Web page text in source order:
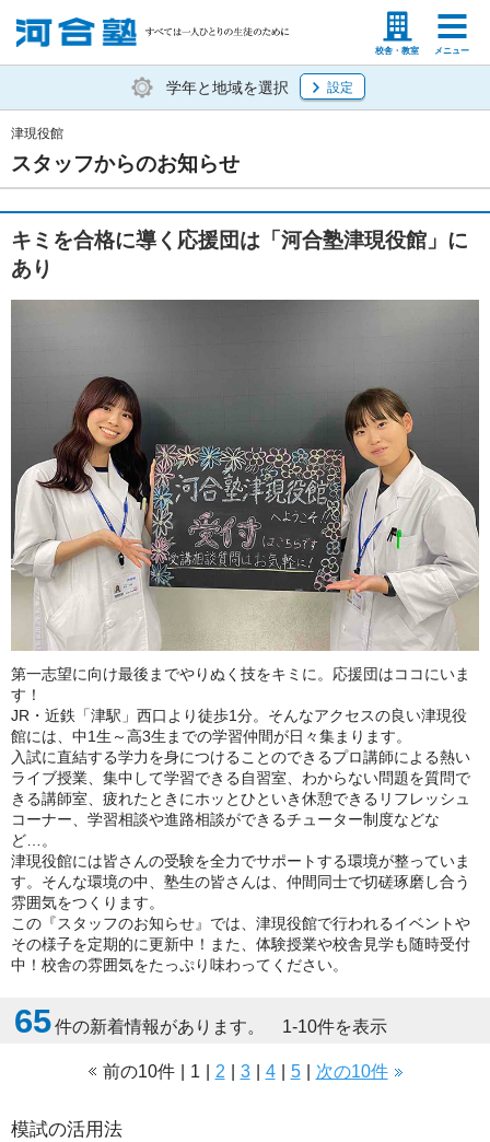
校舎・教室 メニュー
塾生の方 高等学校の先生
学年と地域を選択 設定
スタッフからのお知らせ
津現役館
キミを合格に導く応援団は「河合塾津現役館」に
あり
第一志望に向け最後までやりぬく技をキミに。応援団はココにいま
す！
JR・近鉄「津駅」西口より徒歩1分。そんなアクセスの良い津現役
館には、中1生～高3生までの学習仲間が日々集まります。
入試に直結する学力を身につけることのできるプロ講師による熱い
ライブ授業、集中して学習できる自習室、わからない問題を質問で
きる講師室、疲れたときにホッとひといき休憩できるリフレッシュ
コーナー、学習相談や進路相談ができるチューター制度などな
ど…。
津現役館には皆さんの受験を全力でサポートする環境が整っていま
す。そんな環境の中、塾生の皆さんは、仲間同士で切磋琢磨し合う
雰囲気をつくります。
この『スタッフのお知らせ』では、津現役館で行われるイベントや
その様子を定期的に更新中！また、体験授業や校舎見学も随時受付
中！校舎の雰囲気をたっぷり味わってください。
65件の新着情報があります。 1-10件を表示
前の10件 1 2 3 4 5 次の10件
模試の活用法